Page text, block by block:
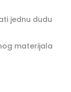
jednu dudu
materijala